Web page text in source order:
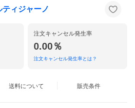
ィジャーノ
注文キャンセル発生率
0.00％
注文キャンセル発生率とは？
送料について 販売条件